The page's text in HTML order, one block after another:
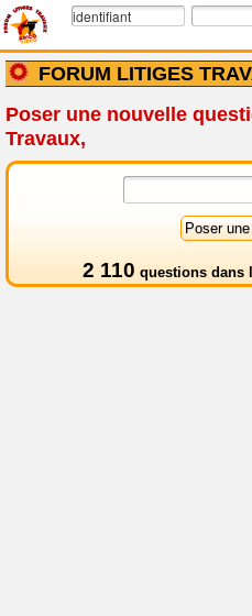
FORUM LITIGES
Poser une nouvelle
Travaux,
2 110 questions dans